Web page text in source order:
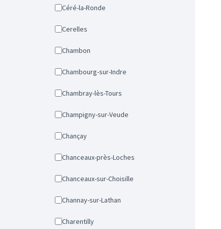
Céré-la-Ronde
Cerelles
Chambon
Chambourg-sur-Indre
Chambray-lès-Tours
Champigny-sur-Veude
Chançay
Chanceaux-près-Loches
Chanceaux-sur-Choisille
Channay-sur-Lathan
Charentilly